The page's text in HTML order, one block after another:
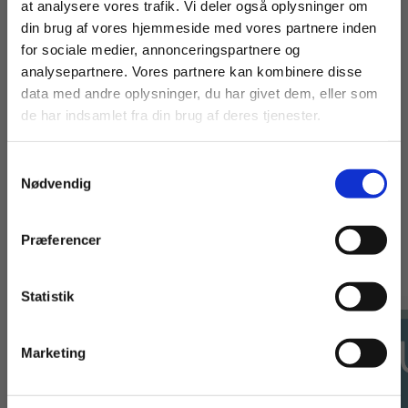
at analysere vores trafik. Vi deler også oplysninger om
din brug af vores hjemmeside med vores partnere inden
for sociale medier, annonceringspartnere og
analysepartnere. Vores partnere kan kombinere disse
data med andre oplysninger, du har givet dem, eller som
de har indsamlet fra din brug af deres tjenester.
Nødvendig
Præferencer
Statistik
Marketing
edition to the 2th English edition – including new
graphics.
For privatkunder og
studerende. Du får
vist priser inkl.
For institutioner og
virksomheder. Du
får vist priser ekskl.